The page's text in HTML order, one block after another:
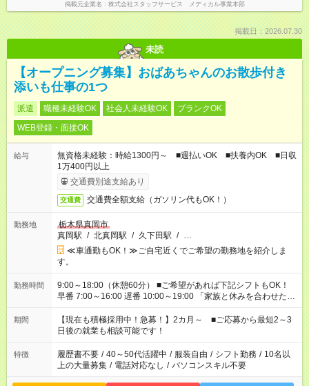
掲載元企業名 株式会社スタッフサービス メディカル事業本部
掲載日：2026.07.30
未読
【オープニング募集】おばあちゃんのお散歩付き
添いも仕事の1つ
派遣 職種未経験OK 社会人未経験OK
ブランクOK
WEB登録・面接OK
給与
無資格未経験：時給1300円～ ■週払いOK ■扶養内OK ■日収
1万400円以上
交通費別途支給あり
交通費 交通費全額支給（ガソリン代もOK！）
勤務地
栃木県真岡市
真岡駅 / 北真岡駅 / 久下田駅 / …
≪車通勤もOK！≫ご自宅近くでご希望の勤務地を紹介しま
す。
勤務時間
9:00～18:00（休憩60分） ■ご希望があれば下記シフトもOK！
早番 7:00～16:00 遅番 10:00～19:00 「家族と休みを合わせた
い」 「余裕を持って夕飯の準備がしたい」 「できれば残業はし
たくない」 など、ご希望を教えてくださいね。 ※Wワーク希望
の方へ 今ご覧のお仕事で希望する勤務時間と、もう1つのお仕事
の勤務時間。 合計で週40時間を超える場合は応募できません。
期間
【現在も積極採用中！急募！】2カ月～ ■ご応募から最短2～3
日後の就業も相談可能です！
特徴 履歴書不要 / 40～50代活躍中 / 服装自由 / シフト勤務 / 10名以
上の大量募集 / 電話対応なし / パソコンスキル不要